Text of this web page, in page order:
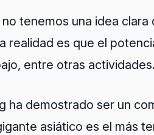
no tenemos una idea
realidad es que el
entre otras actividades.
ha demostrado ser un
asiático es el más